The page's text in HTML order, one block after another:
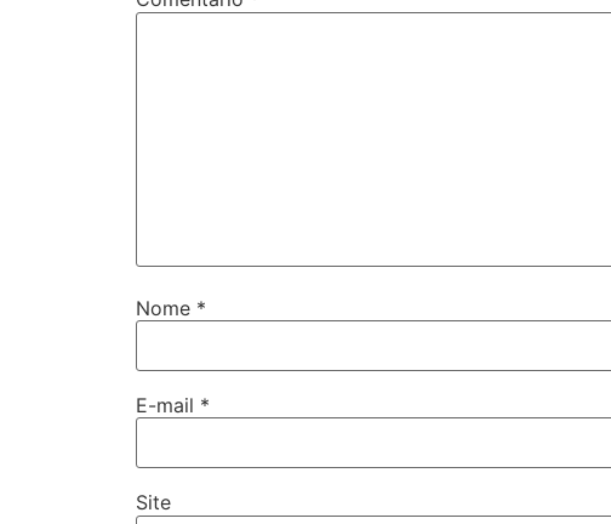
Nome *
E-mail *
Site